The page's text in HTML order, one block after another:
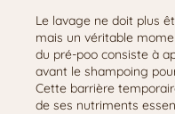
Le lavage ne doit plus
mais un véritable
du pré-poo consiste à
avant le shampoing
Cette barrière
de ses nutriments